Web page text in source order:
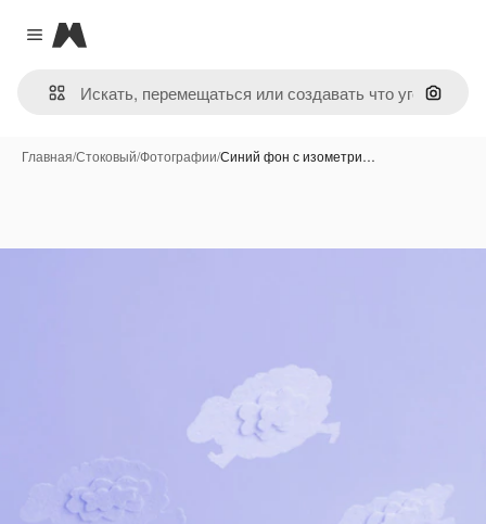
Close menu
Magnific
Поиск
Главная/Стоковый/Фотографии/Синий фон с изометри…